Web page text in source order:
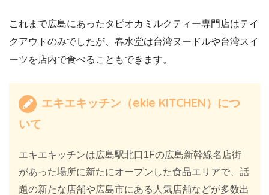
これまで広島にあったタピオカミルクティー専門店はテイ
クアウトのみでしたが、春水堂は台湾ヌードルや台湾スイ
ーツを店内で食べることもできます。
エキエキッチン（ekie KITCHEN）につ
いて
エキエキッチンは広島駅北口1Fの広島新幹線名店街
があった場所に新たにオープンした食品エリアで、話
題の新たな店舗や広島市にある人気店舗などが多数出